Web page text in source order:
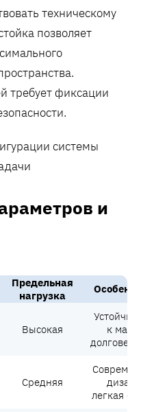
техническому
позволяет
требует фиксации
и
Предельная
нагрузка
Высокая
к
Средняя
легкая